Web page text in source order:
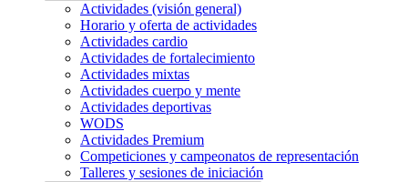
Actividades (visión general)
Horario y oferta de actividades
Actividades cardio
Actividades de fortalecimiento
Actividades mixtas
Actividades cuerpo y mente
Actividades deportivas
WODS
Actividades Premium
Competiciones y campeonatos de representación
Talleres y sesiones de iniciación